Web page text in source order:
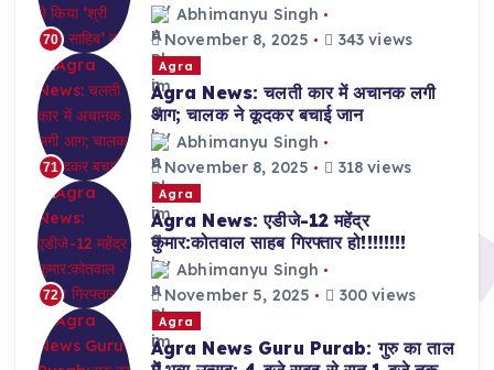
70
Abhimanyu Singh
November 8, 2025
343 views
71
Agra
Agra News: चलती कार में अचानक लगी
आग; चालक ने कूदकर बचाई जान
Abhimanyu Singh
November 8, 2025
318 views
72
Agra
Agra News: एडीजे-12 महेंद्र
कुमार:कोतवाल साहब गिरफ्तार हो!!!!!!!!
Abhimanyu Singh
November 5, 2025
300 views
Agra
Agra News Guru Purab: गुरु का ताल